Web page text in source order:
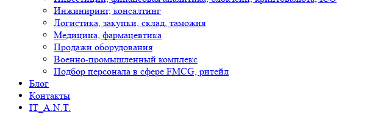
Инжиниринг, консалтинг
Логистика, закупки, склад, таможня
Медицина, фармацевтика
Продажи оборудования
Военно-промышленный комплекс
Подбор персонала в сфере FMCG, ритейл
Блог
Контакты
IT_A.N.T.